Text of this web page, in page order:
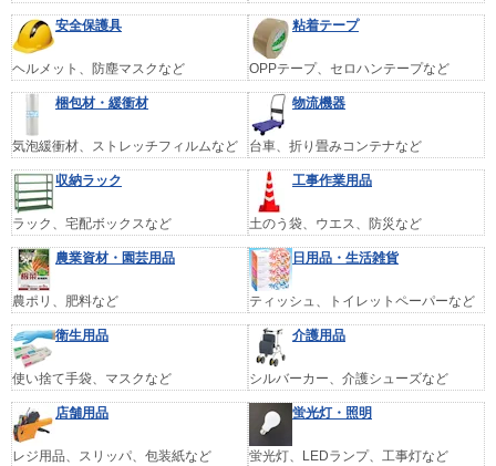
安全保護具
ヘルメット、防塵マスクなど
粘着テープ
OPPテープ、セロハンテープなど
梱包材・緩衝材
気泡緩衝材、ストレッチフィルムなど
物流機器
台車、折り畳みコンテナなど
収納ラック
ラック、宅配ボックスなど
工事作業用品
土のう袋、ウエス、防災など
農業資材・園芸用品
農ポリ、肥料など
日用品・生活雑貨
ティッシュ、トイレットペーパーなど
衛生用品
使い捨て手袋、マスクなど
介護用品
シルバーカー、介護シューズなど
店舗用品
レジ用品、スリッパ、包装紙など
蛍光灯・照明
蛍光灯、LEDランプ、工事灯など